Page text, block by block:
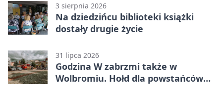
3 sierpnia 2026
Na dziedzińcu biblioteki książki
dostały drugie życie
31 lipca 2026
Godzina W zabrzmi także w
Wolbromiu. Hołd dla powstańców